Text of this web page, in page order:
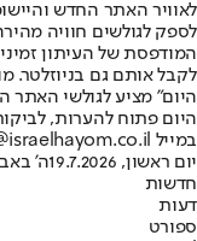
לאוויר האתר החדש
לספק לגולשים חוויה
המודפסת של העיתון
לקבל אותם גם בניוזלטר.
היום" מציע לגולשי האתר
היום פתוח להערות,
במייל hayom@israelhayom.co.il.
יום ראשון, 19.7.2026
ה'
חדשות
דעות
ספורט